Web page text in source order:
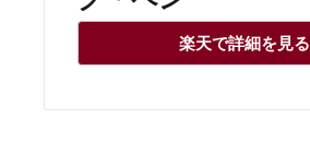
楽天で詳細を見る